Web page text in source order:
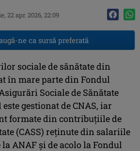
22 apr. 2026, 22:09
ne ca sursă preferată
sociale de sănătate din
în mare parte din Fondul
Sociale de Sănătate
gestionat de CNAS, iar
formate din contribuţiile de
(CASS) reţinute din salariile
ANAF şi de acolo la Fondul